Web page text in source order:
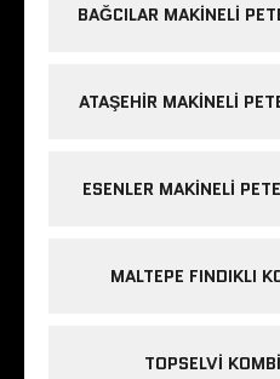
BAĞCILAR MAKINELI
ATAŞEHIR MAKINELI
ESENLER MAKINELI
MALTEPE FINDIKLI
TOPSELVI